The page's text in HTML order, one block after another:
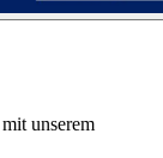
unserem